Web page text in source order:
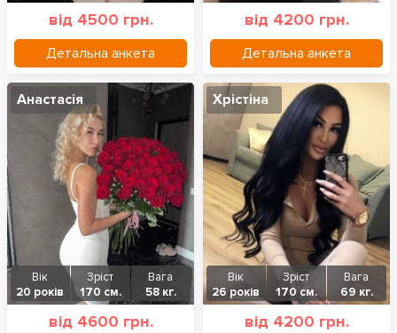
від 4500 грн.
Детальна анкета
від 4200 грн.
Детальна анкета
Анастасія
Вік
20 років
Зріст
170 см.
Вага
58 кг.
від 4600 грн.
Хрістіна
Вік
26 років
Зріст
170 см.
Вага
69 кг.
від 4200 грн.